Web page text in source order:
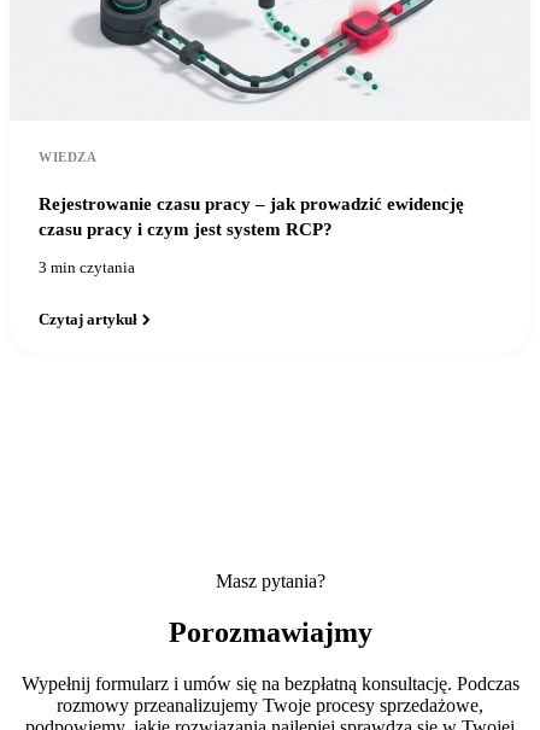
WIEDZA
Rejestrowanie czasu pracy – jak prowadzić ewidencję
czasu pracy i czym jest system RCP?
3 min czytania
Czytaj artykuł
Masz pytania?
Porozmawiajmy
Wypełnij formularz i umów się na bezpłatną konsultację. Podczas
rozmowy przeanalizujemy Twoje procesy sprzedażowe,